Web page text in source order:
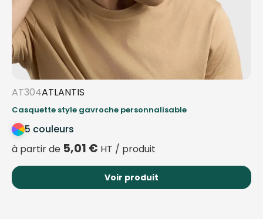
AT304ATLANTIS
Casquette style gavroche personnalisable
5 couleurs
à partir de 5,01 € HT / produit
Voir produit